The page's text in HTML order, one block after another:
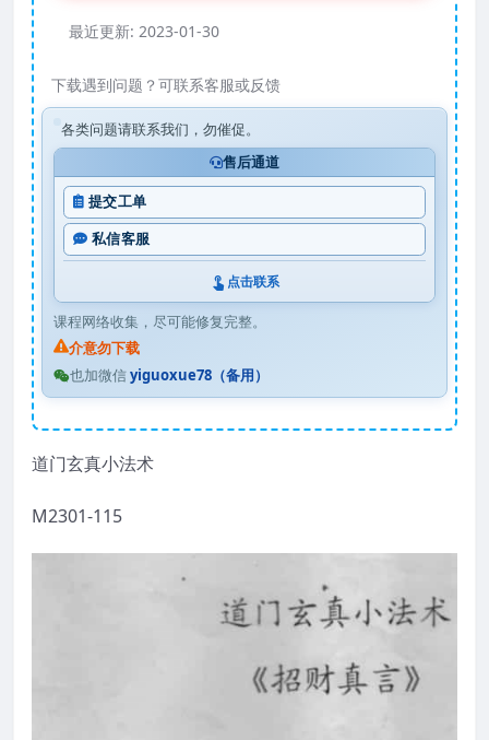
最近更新: 2023-01-30
下载遇到问题？可联系客服或反馈
各类问题请联系我们，勿催促。
售后通道
提交工单
私信客服
点击联系
课程网络收集，尽可能修复完整。
介意勿下载
也加微信yiguoxue78（备用）
道门玄真小法术
M2301-115